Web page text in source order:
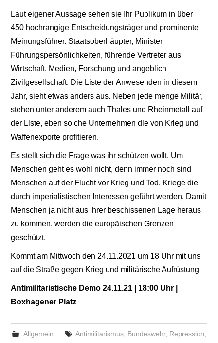
Laut eigener Aussage sehen sie Ihr Publikum in über
450 hochrangige Entscheidungsträger und prominente
Meinungsführer. Staatsoberhäupter, Minister,
Führungspersönlichkeiten, führende Vertreter aus
Wirtschaft, Medien, Forschung und angeblich
Zivilgesellschaft. Die Liste der Anwesenden in diesem
Jahr, sieht etwas anders aus. Neben jede menge Militär,
stehen unter anderem auch Thales und Rheinmetall auf
der Liste, eben solche Unternehmen die von Krieg und
Waffenexporte profitieren.
Es stellt sich die Frage was ihr schützen wollt. Um
Menschen geht es wohl nicht, denn immer noch sind
Menschen auf der Flucht vor Krieg und Tod. Kriege die
durch imperialistischen Interessen geführt werden. Damit
Menschen ja nicht aus ihrer beschissenen Lage heraus
zu kommen, werden die europäischen Grenzen
geschützt.
Kommt am Mittwoch den 24.11.2021 um 18 Uhr mit uns
auf die Straße gegen Krieg und militärische Aufrüstung.
Antimilitaristische Demo 24.11.21 | 18:00 Uhr |
Boxhagener Platz
Allgemein Antimilitarismus, Bundeswehr, Repression